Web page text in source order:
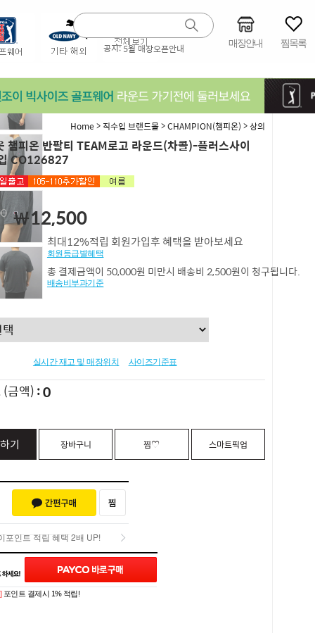
공지:5월 매장오픈안내 매장안내 찜목록
Home> 직수입 브랜드몰>CHAMPION(챔피온) >상의
챔피온 반팔티 TEAM로고 라운드(차콜)-플러스사이
CO126827
￦12,500
최대12%적립 회원가입후 혜택을 받아보세요
회원등급별혜택
총 결제금액이 50,000원 미만시 배송비 2,500원이 청구됩니다.
배송비부과기준
실시간 재고 및 매장위치 사이즈기준표
(금액) 0
기 장바구니 찜♡ 스마트픽업
포인트 적립 혜택 2배 UP!
포인트 적립 혜택 2배 UP!
포인트 결제시 1% 적립!
(0)